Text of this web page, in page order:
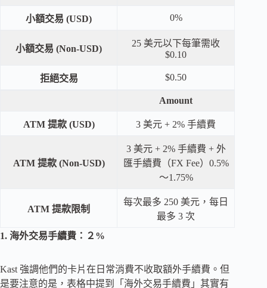
小額交易 (USD) 0%
小額交易 (Non-USD)
25 美元以下每筆需收
$0.10
拒絕交易 $0.50
Amount
ATM 提款 (USD) 3 美元 + 2% 手續費
ATM 提款(Non-USD)
3 美元 + 2% 手續費 + 外
匯手續費（FX Fee）0.5%
～1.75%
ATM 提款限制
每次最多 250 美元，每日
最多 3 次
1. 海外交易手續費：２%
Kast 強調他們的卡片在日常消費不收取額外手續費。但
是要注意的是，表格中提到「海外交易手續費」其實有